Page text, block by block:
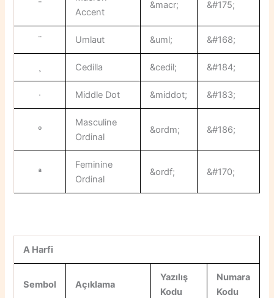
¯
Accent
&macr; &#175;
¨ Umlaut &uml; &#168;
Cedilla &cedil; &#184;
· Middle Dot &middot; &#183;
º
Masculine
Ordinal
&ordm; &#186;
ª
Feminine
Ordinal
&ordf; &#170;
A Harfi
Sembol Açıklama
Yazılış
Kodu
Numara
Kodu